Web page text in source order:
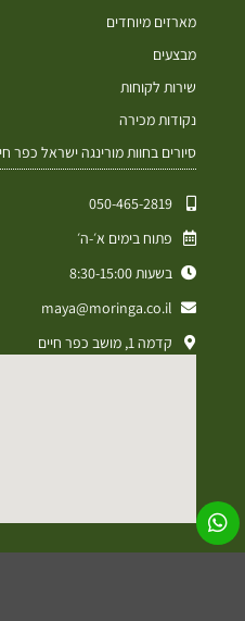
מארזים מיוחדים
מבצעים
שירות לקוחות
נקודות מכירה
סיורים בחוות מורינגה ישראל כפר
050-465-2819⁩
פתוח בימים א׳-ה׳
בשעות 8:30-15:00
maya@moringa.co.il
קדמה 1, מושב כפר חיים